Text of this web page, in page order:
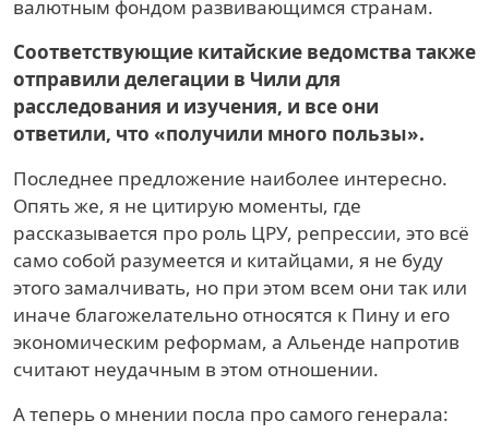
валютным фондом развивающимся странам.
Соответствующие китайские ведомства также
отправили делегации в Чили для
расследования и изучения, и все они
ответили, что «получили много пользы».
Последнее предложение наиболее интересно.
Опять же, я не цитирую моменты, где
рассказывается про роль ЦРУ, репрессии, это всё
само собой разумеется и китайцами, я не буду
этого замалчивать, но при этом всем они так или
иначе благожелательно относятся к Пину и его
экономическим реформам, а Альенде напротив
считают неудачным в этом отношении.
А теперь о мнении посла про самого генерала: